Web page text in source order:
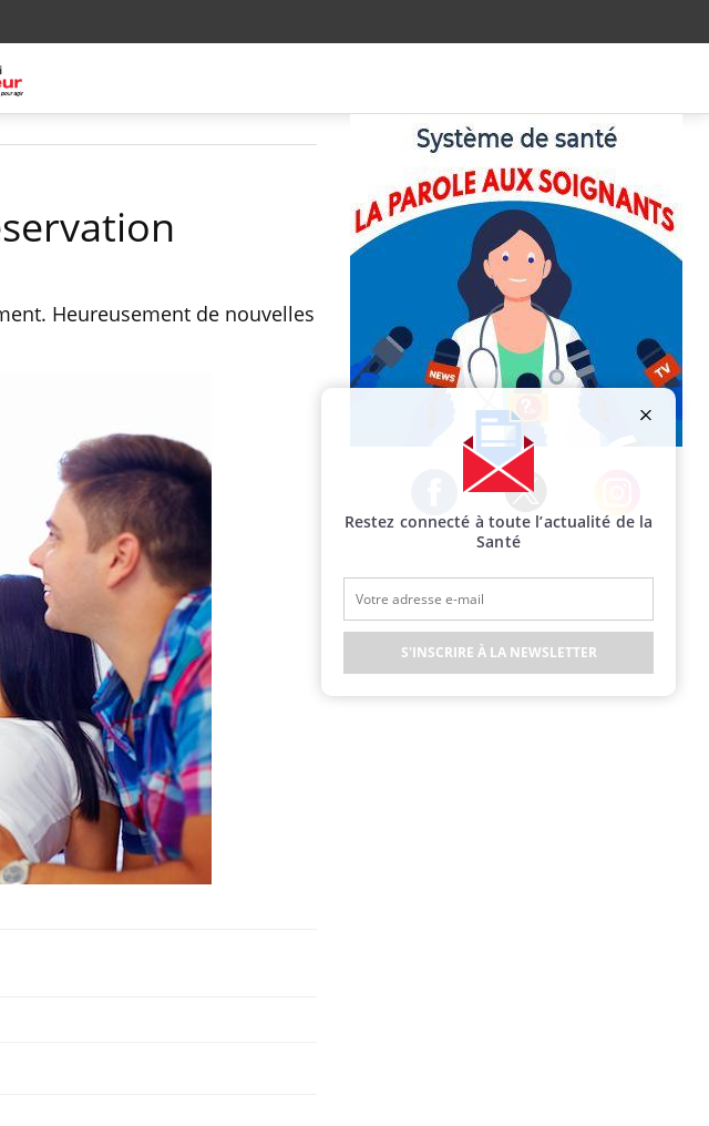
Heureusement de nouvelles
Facebook Twitter Instagram
Restez connecté à toute l’actualité de la
Santé
S'INSCRIRE À LA NEWSLETTER